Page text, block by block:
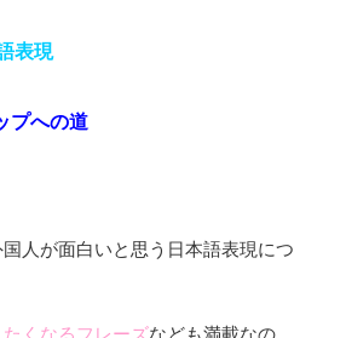
表現
プへの道
人が面白いと思う日本語表現につ